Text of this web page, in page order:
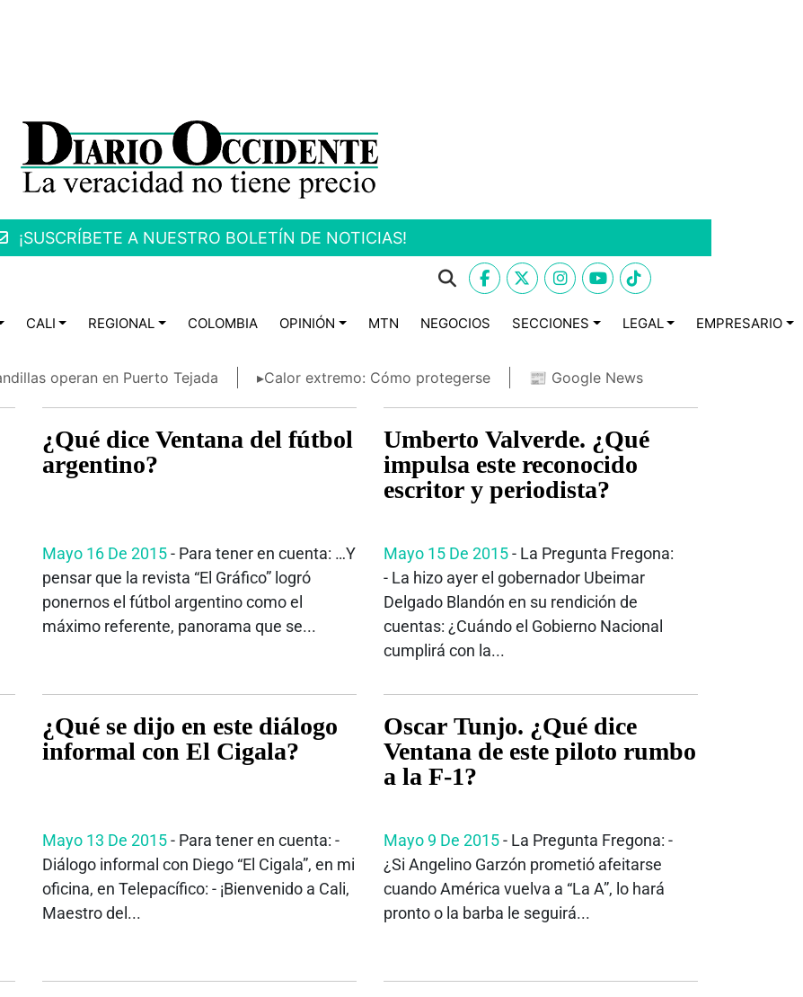
¡SUSCRÍBETE A NUESTRO BOLETÍN DE NOTICIAS!
CALI REGIONAL COLOMBIA OPINIÓN MTN NEGOCIOS SECCIONES LEGAL EMPRESARIO
operan en Puerto Tejada ▸Calor extremo: Cómo protegerse 📰 Google News
¿Qué dice Ventana del fútbol
argentino?
Mayo 16 De 2015- Para tener en cuenta: …Y
pensar que la revista “El Gráfico” logró
ponernos el fútbol argentino como el
máximo referente, panorama que se...
Umberto Valverde. ¿Qué
impulsa este reconocido
escritor y periodista?
Mayo 15 De 2015- La Pregunta Fregona:
- La hizo ayer el gobernador Ubeimar
Delgado Blandón en su rendición de
cuentas: ¿Cuándo el Gobierno Nacional
cumplirá con la...
¿Qué se dijo en este diálogo
informal con El Cigala?
Mayo 13 De 2015- Para tener en cuenta: -
Diálogo informal con Diego “El Cigala”, en mi
oficina, en Telepacífico: - ¡Bienvenido a Cali,
Maestro del...
Oscar Tunjo. ¿Qué dice
Ventana de este piloto rumbo
a la F-1?
Mayo 9 De 2015- La Pregunta Fregona: -
¿Si Angelino Garzón prometió afeitarse
cuando América vuelva a “La A”, lo hará
pronto o la barba le seguirá...